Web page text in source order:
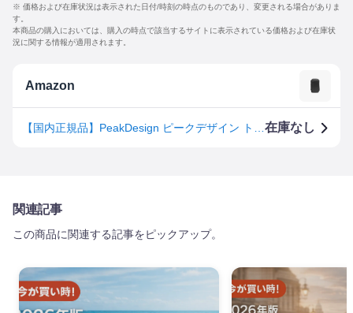
※ 価格および在庫状況は表示された日付/時刻の時点のものであり、変更される場合がありま
す。
本商品の購入においては、購入の時点で該当するサイトに表示されている価格および在庫状
況に関する情報が適用されます。
Amazon
在庫なし
関連記事
この商品に関連する記事をピックアップ。